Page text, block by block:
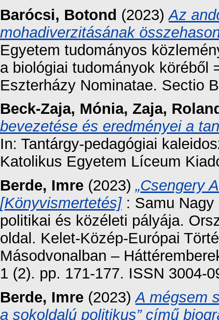
Barócsi, Botond (2023)Az
mohadiverzitásának
Egyetem tudományos
a biológiai tudományok köréből
Eszterházy Nominatae. Sectio
Beck-Zaja, Mónia, Zaja,
bevezetése és eredményei a
In: Tantárgy-pedagógiai
Katolikus Egyetem Líceum
Berde, Imre (2023)„Csengery
[Könyvismertetés]: Samu Nagy
politikai és közéleti pályája.
oldal. Kelet-Közép-Európai
Másodvonalban –
1 (2). pp. 171-177. ISSN 3004-
Berde, Imre (2023)A mégsem
a sokoldalú politikus” című